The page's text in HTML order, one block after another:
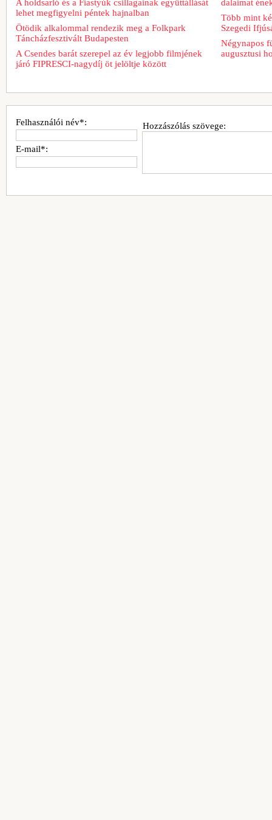
A holdsarló és a Fiastyúk csillagainak együttállását
lehet megfigyelni péntek hajnalban
Ötödik alkalommal rendezik meg a Folkpark
Táncházfesztivált Budapesten
A Csendes barát szerepel az év legjobb filmjének
járó FIPRESCI-nagydíj öt jelöltje között
dalaimat
Több mint
Szegedi
Négynapos
augusztusi
Hozzászólás szövege:
Felhasználói név*:
E-mail*: